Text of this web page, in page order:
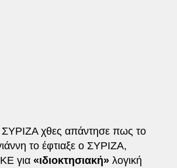
χθες απάντησε πως το
το έφτιαξε ο ΣΥΡΙΖΑ,
για «ιδιοκτησιακή»λογική